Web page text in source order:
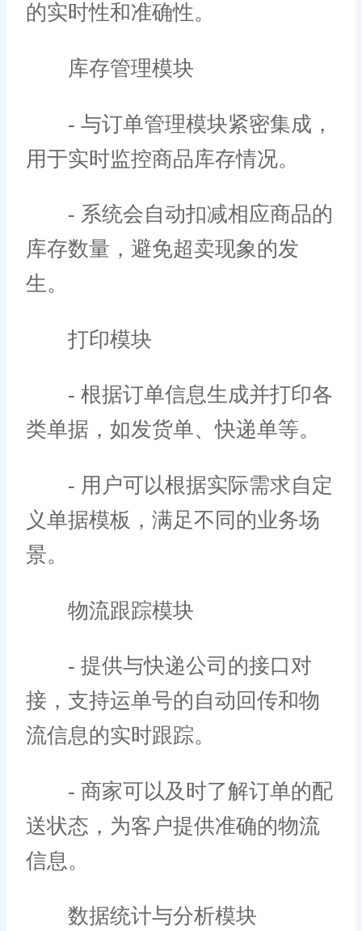
的实时性和准确性。
库存管理模块
- 与订单管理模块紧密集成，
用于实时监控商品库存情况。
- 系统会自动扣减相应商品的
库存数量，避免超卖现象的发
生。
打印模块
- 根据订单信息生成并打印各
类单据，如发货单、快递单等。
- 用户可以根据实际需求自定
义单据模板，满足不同的业务场
景。
物流跟踪模块
- 提供与快递公司的接口对
接，支持运单号的自动回传和物
流信息的实时跟踪。
- 商家可以及时了解订单的配
送状态，为客户提供准确的物流
信息。
数据统计与分析模块